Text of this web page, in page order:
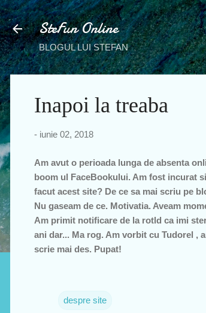
SteFun Online
BLOGUL LUI STEFAN
Inapoi la treaba
- iunie 02, 2018
Am avut o perioada lunga de absenta
boom ul FaceBookului. Am fost incurat
facut acest site? De ce sa mai scriu pe
Nu gaseam de ce. Motivatia. Aveam
Am primit notificare de la rotld ca imi
ani dar... Ma rog. Am vorbit cu Tudorel ,
scrie mai des. Pupat!
despre site